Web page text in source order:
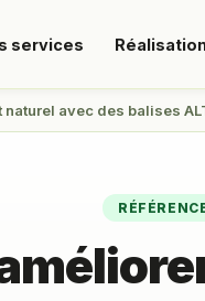
services
avec des balises